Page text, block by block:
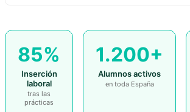
85%
Inserción
laboral
tras las
prácticas
1.200+
Alumnos activos
en toda España